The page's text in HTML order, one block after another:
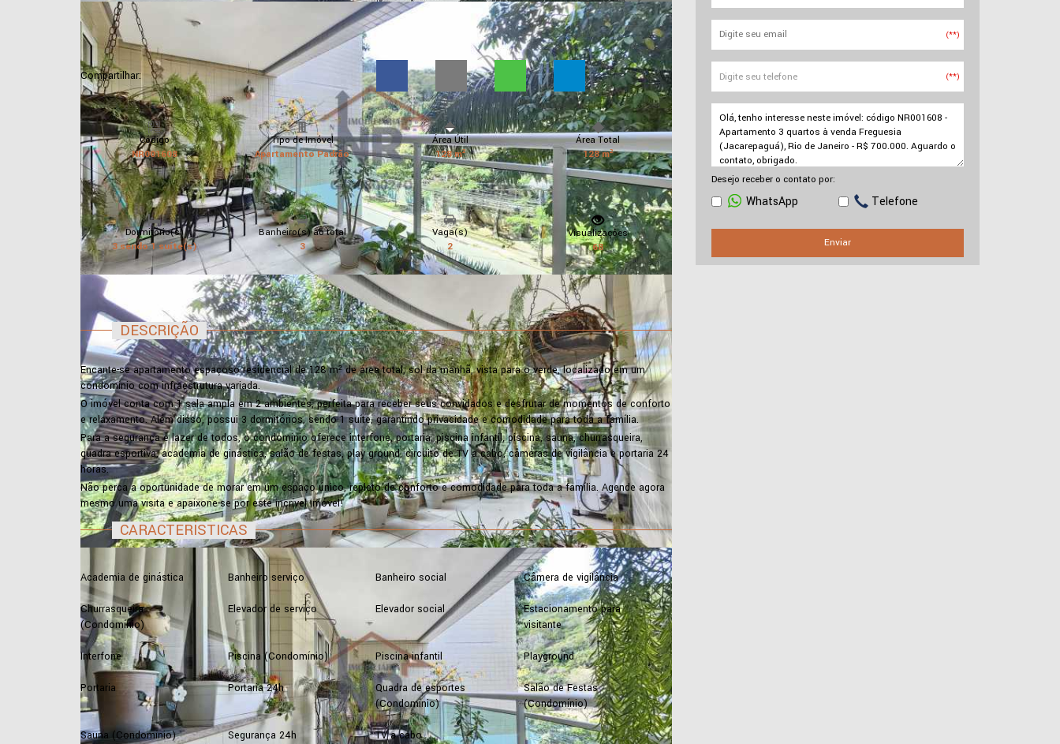
Compartilhar:
Código
NR001608
Tipo de Imóvel
Apartamento Padrão
Área Útil
128 m²
Área Total
128 m²
Dormitório(s)
3 sendo 1 suíte(s)
Banheiro(s) ao total
3
Vaga(s)
2
Visualizações
68
DESCRIÇÃO
Encante-se apartamento espaçoso residencial de 128 m² de área total, sol da manhã, vista para o verde, localizado em um
condomínio com infraestrutura variada.
O imóvel conta com 1 sala ampla em 2 ambientes, perfeita para receber seus convidados e desfrutar de momentos de conforto
e relaxamento. Além disso, possui 3 dormitórios, sendo 1 suíte, garantindo privacidade e comodidade para toda a família.
Para a segurança e lazer de todos, o condomínio oferece interfone, portaria, piscina infantil, piscina, sauna, churrasqueira,
quadra esportiva, academia de ginástica, salão de festas, play ground, circuito de TV a cabo, câmeras de vigilância e portaria 24
horas.
Não perca a oportunidade de morar em um espaço único, repleto de conforto e comodidade para toda a família. Agende agora
mesmo uma visita e apaixone-se por este incrível imóvel!
CARACTERÍSTICAS
Academia de ginástica Banheiro serviço Banheiro social Câmera de vigilância
Churrasqueira
(Condomínio)
Elevador de serviço Elevador social
Estacionamento para
visitante
Interfone Piscina (Condomínio) Piscina infantil Playground
Portaria Portaria 24h
Quadra de esportes
(Condomínio)
Salão de Festas
(Condomínio)
Sauna (Condomínio) Segurança 24h TV a cabo
(**)
(**)
Desejo receber o contato por:
WhatsApp Telefone
Enviar